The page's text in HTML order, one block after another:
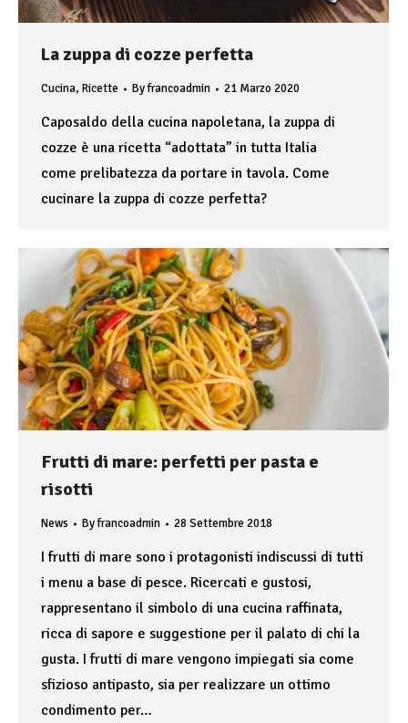
La zuppa di cozze perfetta
Cucina, Ricette Byfrancoadmin 21 Marzo 2020
Caposaldo della cucina napoletana, la zuppa di
cozze è una ricetta “adottata” in tutta Italia
come prelibatezza da portare in tavola. Come
cucinare la zuppa di cozze perfetta?
Frutti di mare: perfetti per pasta e
risotti
News Byfrancoadmin 28 Settembre 2018
I frutti di mare sono i protagonisti indiscussi di tutti
i menu a base di pesce. Ricercati e gustosi,
rappresentano il simbolo di una cucina raffinata,
ricca di sapore e suggestione per il palato di chi la
gusta. I frutti di mare vengono impiegati sia come
sfizioso antipasto, sia per realizzare un ottimo
condimento per…